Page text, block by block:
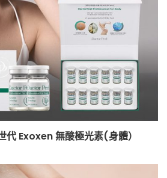
Exoxen 無酸極光素(身體）